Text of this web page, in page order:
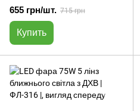
| Под бампер | ФЛ-301
655 грн/шт. 715 грн
Купить